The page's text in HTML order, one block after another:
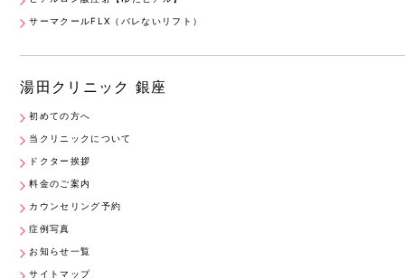
サーマクールFLX（バレないリフト）
湯田クリニック 銀座
初めての方へ
当クリニックについて
ドクター挨拶
料金のご案内
カウンセリング予約
症例写真
お知らせ一覧
サイトマップ